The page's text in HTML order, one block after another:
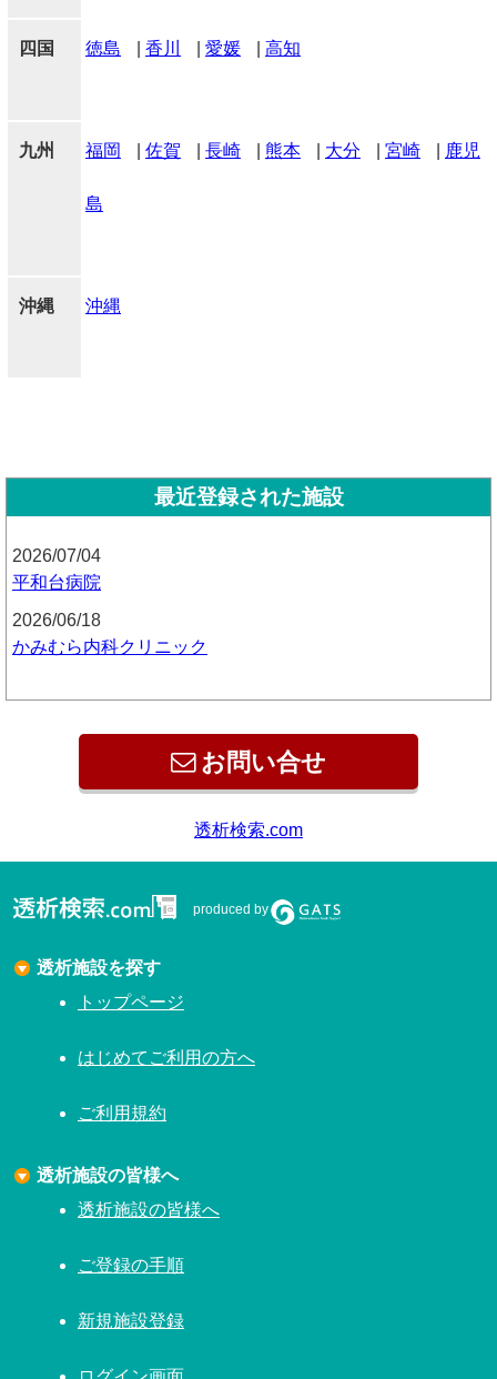
四国 徳島 香川 愛媛 高知
九州 福岡 佐賀 長崎 熊本 大分 宮崎 鹿児
島
沖縄 沖縄
最近登録された施設
2026/07/04
平和台病院
2026/06/18
かみむら内科クリニック
お問い合せ
produced by
透析施設を探す
トップページ
はじめてご利用の方へ
ご利用規約
透析施設の皆様へ
透析施設の皆様へ
ご登録の手順
新規施設登録
ログイン画面